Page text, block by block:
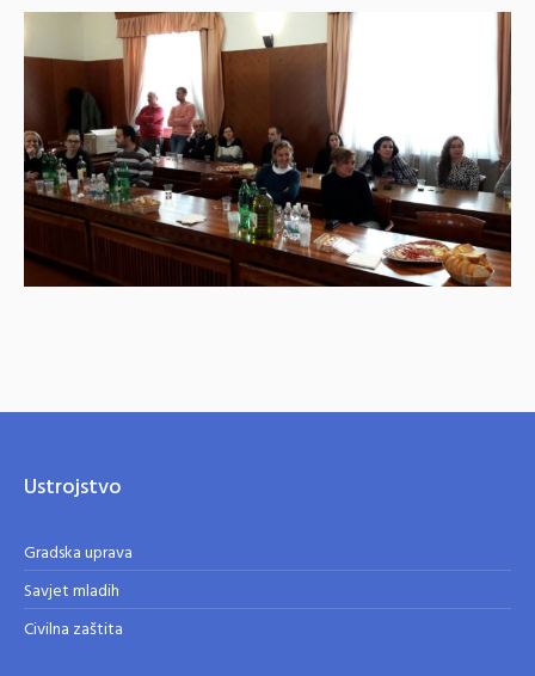
Ustrojstvo
Gradska uprava
Savjet mladih
Civilna zaštita